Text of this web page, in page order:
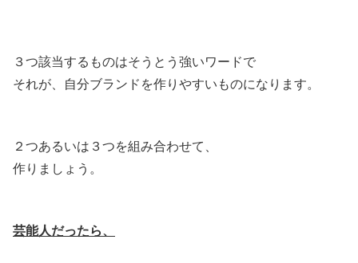
３つ該当するものはそうとう強いワードで
それが、自分ブランドを作りやすいものになります。
２つあるいは３つを組み合わせて、
作りましょう。
芸能人だったら、